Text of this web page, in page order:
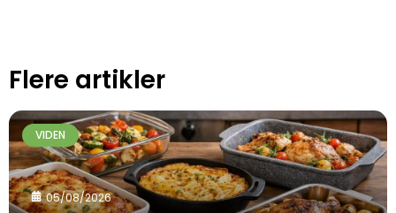
Flere artikler
VIDEN
05/08/2026